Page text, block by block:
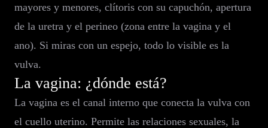
mayores y menores, clítoris con su capuchón, apertura
de la uretra y el perineo (zona entre la vagina y el
ano). Si miras con un espejo, todo lo visible es la
vulva.
La vagina: ¿dónde está?
La vagina es el canal interno que conecta la vulva con
el cuello uterino. Permite las relaciones sexuales, la